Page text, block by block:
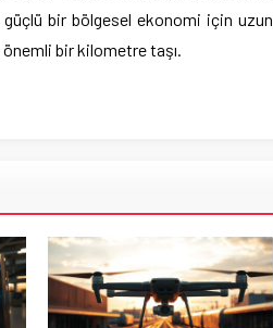
güçlü bir bölgesel ekonomi için uzun
önemli bir kilometre taşı.